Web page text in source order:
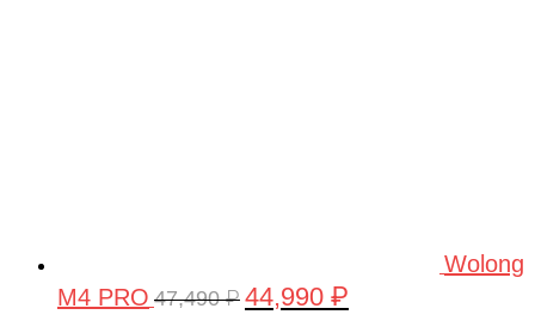
Wolong
M4 PRO 47,490₽ Первоначальная
44,990 ₽